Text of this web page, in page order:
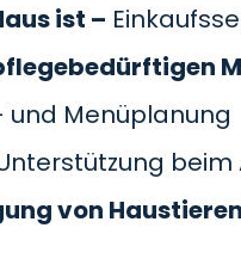
ist –
und Menüplanung
beim
von